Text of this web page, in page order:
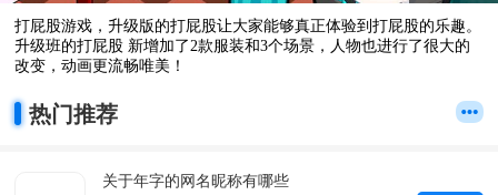
打屁股游戏，升级版的打屁股让大家能够真正体验到打屁股的乐趣。
升级班的打屁股 新增加了2款服装和3个场景，人物也进行了很大的
改变，动画更流畅唯美！
热门推荐
关于年字的网名昵称有哪些